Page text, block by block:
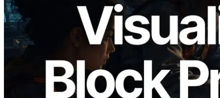
Validators Solutions, Solana Block
Analyzer'ı Yayınladı — Slot Başına Blok
Üretim Süresi ve Görevli Doğrulayıcı
Görselleştirmesi
Bu makaleyi oku
Daha fazla yükle